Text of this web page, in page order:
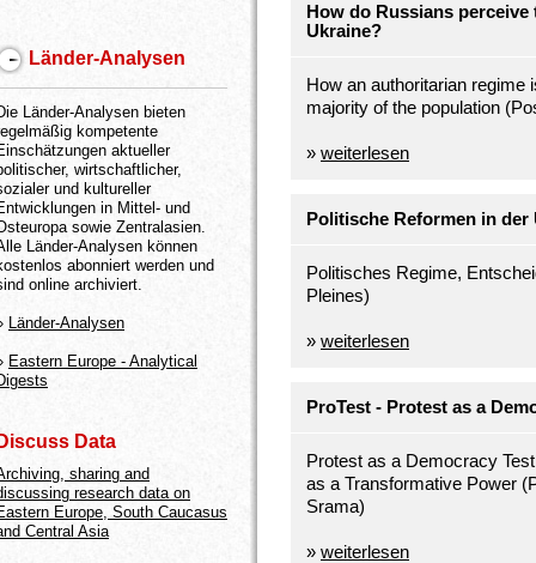
How do Russians
Ukraine?
How an authoritarian regime
majority of the population
» weiterlesen
Politische Reformen in der
Politisches Regime,
Pleines)
» weiterlesen
ProTest - Protest as a
Protest as a Democracy
as a Transformative Power
Srama)
» weiterlesen
Länder-Analysen
Länder-Analysen bieten
kompetente
aktueller
wirtschaftlicher,
und kultureller
in Mittel- und
sowie Zentralasien.
Länder-Analysen können
abonniert werden und
online archiviert.
Länder-Analysen
Eastern Europe - Analytical
Data
sharing and
research data on
Europe, South Caucasus
Central Asia